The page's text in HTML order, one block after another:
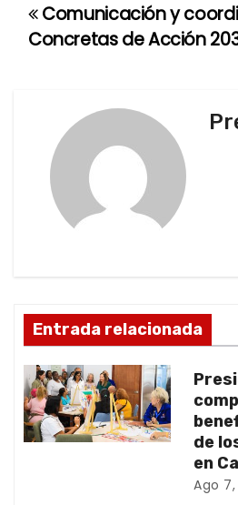
N
ó
n
d
e
Comunicación y
Concretas de Acción
Entrada relacionada
de
en
Ago